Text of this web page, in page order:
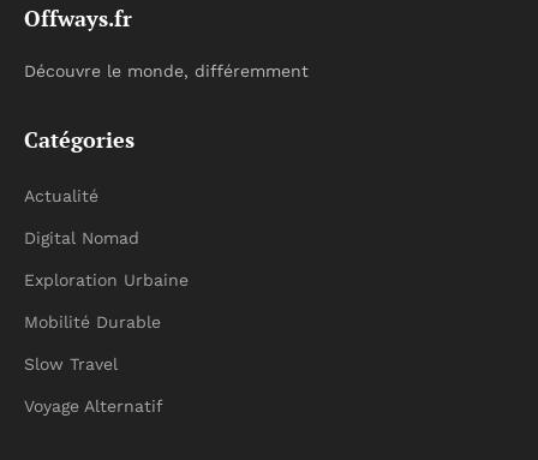
Offways.fr
Découvre le monde, différemment
Catégories
Actualité
Digital Nomad
Exploration Urbaine
Mobilité Durable
Slow Travel
Voyage Alternatif